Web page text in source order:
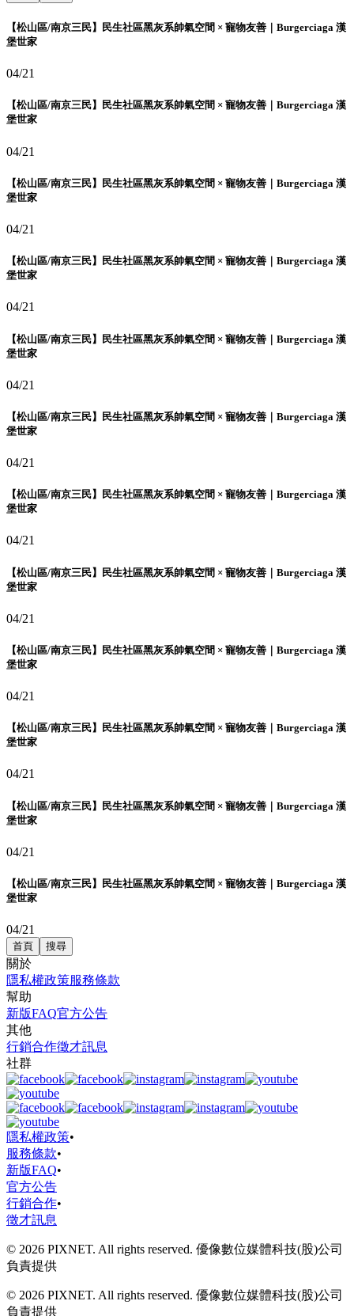
【松山區/南京三民】民生社區黑灰系帥氣空間 × 寵物友善｜Burgerciaga 漢
堡世家
04/21
【松山區/南京三民】民生社區黑灰系帥氣空間 × 寵物友善｜Burgerciaga 漢
堡世家
04/21
【松山區/南京三民】民生社區黑灰系帥氣空間 × 寵物友善｜Burgerciaga 漢
堡世家
04/21
【松山區/南京三民】民生社區黑灰系帥氣空間 × 寵物友善｜Burgerciaga 漢
堡世家
04/21
【松山區/南京三民】民生社區黑灰系帥氣空間 × 寵物友善｜Burgerciaga 漢
堡世家
04/21
【松山區/南京三民】民生社區黑灰系帥氣空間 × 寵物友善｜Burgerciaga 漢
堡世家
04/21
【松山區/南京三民】民生社區黑灰系帥氣空間 × 寵物友善｜Burgerciaga 漢
堡世家
04/21
【松山區/南京三民】民生社區黑灰系帥氣空間 × 寵物友善｜Burgerciaga 漢
堡世家
04/21
【松山區/南京三民】民生社區黑灰系帥氣空間 × 寵物友善｜Burgerciaga 漢
堡世家
04/21
【松山區/南京三民】民生社區黑灰系帥氣空間 × 寵物友善｜Burgerciaga 漢
堡世家
04/21
【松山區/南京三民】民生社區黑灰系帥氣空間 × 寵物友善｜Burgerciaga 漢
堡世家
04/21
【松山區/南京三民】民生社區黑灰系帥氣空間 × 寵物友善｜Burgerciaga 漢
堡世家
04/21
首頁 搜尋
關於
隱私權政策服務條款
幫助
新版FAQ官方公告
其他
行銷合作徵才訊息
社群
隱私權政策•
服務條款•
新版FAQ•
官方公告
行銷合作•
徵才訊息
© 2026 PIXNET. All rights reserved. 優像數位媒體科技(股)公司
負責提供
© 2026 PIXNET. All rights reserved. 優像數位媒體科技(股)公司
負責提供